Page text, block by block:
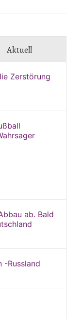
Aktuell
Zerstörung
ab. Bald
-Russland